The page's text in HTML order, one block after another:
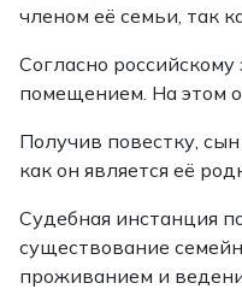
членом её семьи, так
Согласно
помещением. На этом
Получив повестку,
как он является её
Судебная инстанция
существование
проживанием и